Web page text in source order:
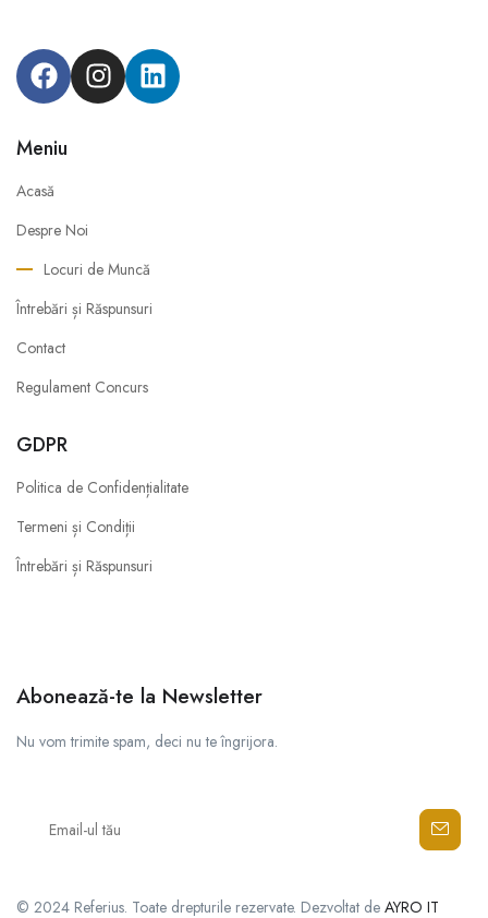
Meniu
Acasă
Despre Noi
Locuri de Muncă
Întrebări și Răspunsuri
Contact
Regulament Concurs
GDPR
Politica de Confidențialitate
Termeni și Condiții
Întrebări și Răspunsuri
Abonează-te la Newsletter
Nu vom trimite spam, deci nu te îngrijora.
© 2024 Referius. Toate drepturile rezervate. Dezvoltat de AYRO IT